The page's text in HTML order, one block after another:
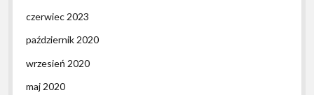
czerwiec 2023
październik 2020
wrzesień 2020
maj 2020